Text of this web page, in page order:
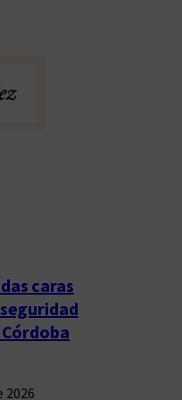
caras
seguridad
Córdoba
2026